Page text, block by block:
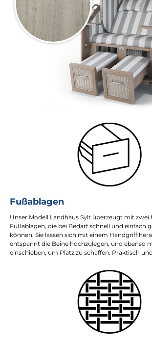
Fußablagen
Unser Modell Landhaus Sylt überzeugt mit zwei
Fußablagen, die bei Bedarf schnell und einfach
können. Sie lassen sich mit einem Handgriff
entspannt die Beine hochzulegen, und ebenso
einschieben, um Platz zu schaffen. Praktisch